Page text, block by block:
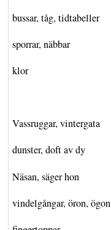
bussar, tåg, tidtabeller
sporrar, näbbar
klor
Vassruggar, vintergata
dunster, doft av dy
Näsan, säger hon
vindelgångar, öron, ögon